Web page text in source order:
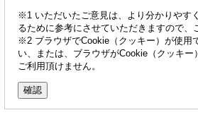
※1 いただいたご意見は、より分かりやす
るために参考にさせていただきますので、
※2 ブラウザでCookie（クッキー）が使用
い、または、ブラウザがCookie（クッキー
ご利用頂けません。